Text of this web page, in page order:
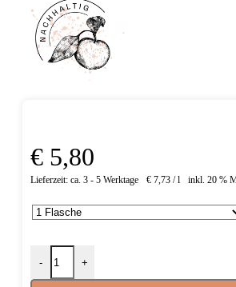
€ 5,80
Lieferzeit: ca. 3 - 5 Werktage € 7,73 /l inkl. 20 %
- +